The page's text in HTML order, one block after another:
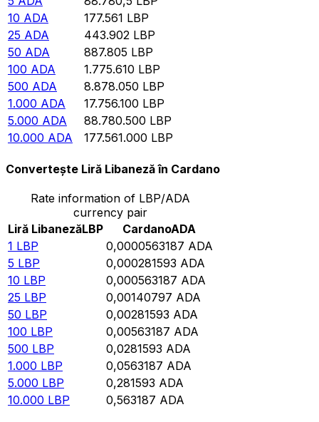
10 ADA 177.561 LBP
25 ADA 443.902 LBP
50 ADA 887.805 LBP
100 ADA 1.775.610 LBP
500 ADA 8.878.050 LBP
1.000 ADA 17.756.100 LBP
5.000 ADA 88.780.500 LBP
10.000 ADA 177.561.000 LBP
Convertește Liră Libaneză în Cardano
Rate information of LBP/ADA
currency pair
Liră LibanezăLBP CardanoADA
1 LBP 0,0000563187 ADA
5 LBP 0,000281593 ADA
10 LBP 0,000563187 ADA
25 LBP 0,00140797 ADA
50 LBP 0,00281593 ADA
100 LBP 0,00563187 ADA
500 LBP 0,0281593 ADA
1.000 LBP 0,0563187 ADA
5.000 LBP 0,281593 ADA
10.000 LBP 0,563187 ADA